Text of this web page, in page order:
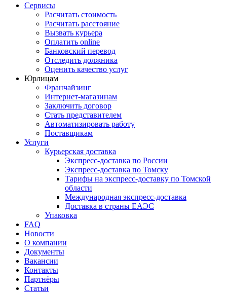
Сервисы
Расчитать стоимость
Расчитать расстояние
Вызвать курьера
Оплатить online
Банковский перевод
Отследить должника
Оценить качество услуг
Юрлицам
Франчайзинг
Интернет-магазинам
Заключить договор
Стать представителем
Автоматизировать работу
Поставщикам
Услуги
Курьерская доставка
Экспресс-доставка по России
Экспресс-доставка по Томску
Тарифы на экспресс-доставку по Томской
области
Международная экспресс-доставка
Доставка в страны ЕАЭС
Упаковка
FAQ
Новости
О компании
Документы
Вакансии
Контакты
Партнёры
Статьи